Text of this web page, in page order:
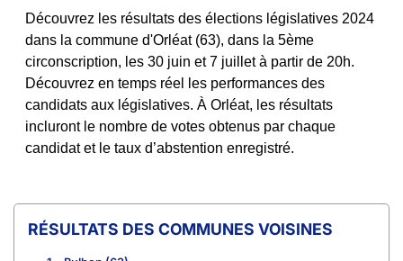
Découvrez les résultats des élections législatives 2024
dans la commune d'Orléat (63), dans la 5ème
circonscription, les 30 juin et 7 juillet à partir de 20h.
Découvrez en temps réel les performances des
candidats aux législatives. À Orléat, les résultats
incluront le nombre de votes obtenus par chaque
candidat et le taux d’abstention enregistré.
COMMUNES VOISINES